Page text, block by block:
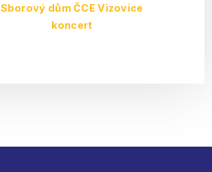
Sborový dům ČCE Vizovice
koncert